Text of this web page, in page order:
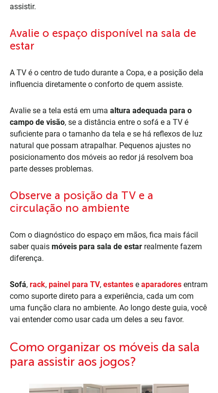
assistir.
Avalie o espaço disponível na sala de
estar
A TV é o centro de tudo durante a Copa, e a posição dela
influencia diretamente o conforto de quem assiste.
Avalie se a tela está em uma altura adequada para o
campo de visão, se a distância entre o sofá e a TV é
suficiente para o tamanho da tela e se há reflexos de luz
natural que possam atrapalhar. Pequenos ajustes no
posicionamento dos móveis ao redor já resolvem boa
parte desses problemas.
Observe a posição da TV e a
circulação no ambiente
Com o diagnóstico do espaço em mãos, fica mais fácil
saber quais móveis para sala de estar realmente fazem
diferença.
Sofá, rack, painel para TV, estantes e aparadores entram
como suporte direto para a experiência, cada um com
uma função clara no ambiente. Ao longo deste guia, você
vai entender como usar cada um deles a seu favor.
Como organizar os móveis da sala
para assistir aos jogos?